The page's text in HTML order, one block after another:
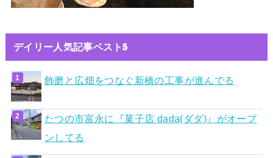
デイリー人気記事ベスト5
飾磨と広畑をつなぐ新橋の工事が進んでる
たつの市富永に『菓子店 dada(ダダ)』がオープ
ンしてる